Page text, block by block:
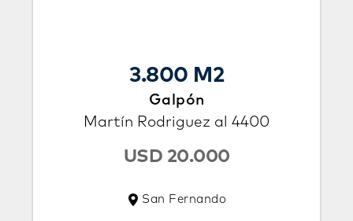
3.800 M2
Galpón
Martín Rodriguez al 4400
USD 20.000
San Fernando